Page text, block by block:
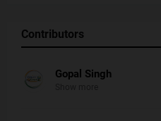
Contributors
Gopal Singh